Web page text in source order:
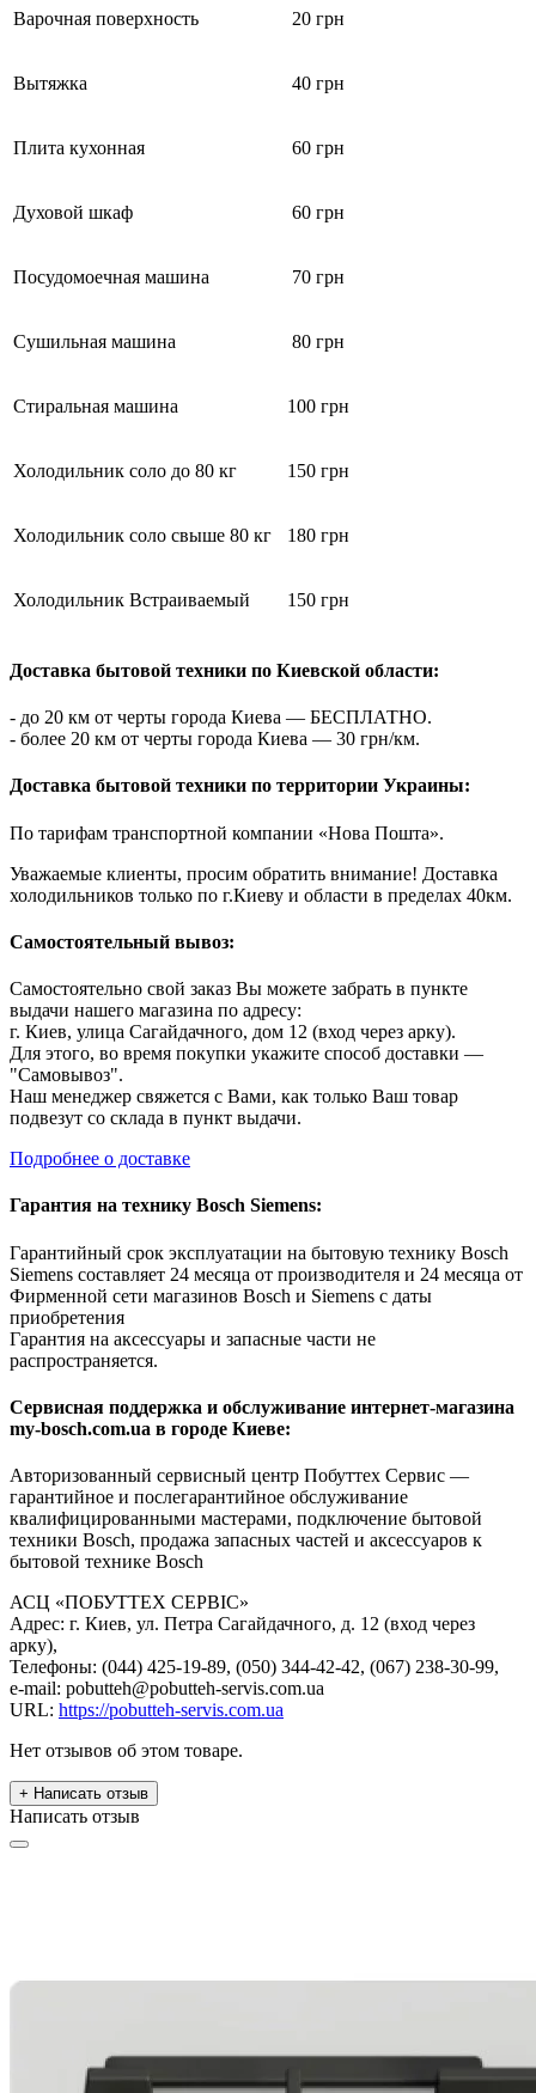
Варочная поверхность 20 грн
Вытяжка 40 грн
Плита кухонная 60 грн
Духовой шкаф 60 грн
Посудомоечная машина 70 грн
Сушильная машина 80 грн
Стиральная машина 100 грн
Холодильник соло до 80 кг 150 грн
Холодильник соло свыше 80 кг 180 грн
Холодильник Встраиваемый 150 грн
Доставка бытовой техники по Киевской области:
- до 20 км от черты города Киева — БЕСПЛАТНО.
- более 20 км от черты города Киева — 30 грн/км.
Доставка бытовой техники по территории Украины:
По тарифам транспортной компании «Нова Пошта».
Уважаемые клиенты, просим обратить внимание! Доставка
холодильников только по г.Киеву и области в пределах 40км.
Самостоятельный вывоз:
Самостоятельно свой заказ Вы можете забрать в пункте
выдачи нашего магазина по адресу:
г. Киев, улица Сагайдачного, дом 12 (вход через арку).
Для этого, во время покупки укажите способ доставки —
"Самовывоз".
Наш менеджер свяжется с Вами, как только Ваш товар
подвезут со склада в пункт выдачи.
Подробнее о доставке
Гарантия на технику Bosch Siemens:
Гарантийный срок эксплуатации на бытовую технику Bosch
Siemens составляет 24 месяца от производителя и 24 месяца от
Фирменной сети магазинов Bosch и Siemens с даты
приобретения
Гарантия на аксессуары и запасные части не
распространяется.
Сервисная поддержка и обслуживание интернет-магазина
my-bosch.com.ua в городе Киеве:
Авторизованный сервисный центр Побуттех Сервис —
гарантийное и послегарантийное обслуживание
квалифицированными мастерами, подключение бытовой
техники Bosch, продажа запасных частей и аксессуаров к
бытовой технике Bosch
АСЦ «ПОБУТТЕХ СЕРВІС»
Адрес: г. Киев, ул. Петра Сагайдачного, д. 12 (вход через
арку),
Телефоны: (044) 425-19-89, (050) 344-42-42, (067) 238-30-99,
e-mail: pobutteh@pobutteh-servis.com.ua
URL: https://pobutteh-servis.com.ua
Нет отзывов об этом товаре.
+ Написать отзыв
Написать отзыв